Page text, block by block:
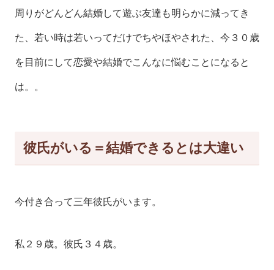
周りがどんどん結婚して遊ぶ友達も明らかに減ってき
た、若い時は若いってだけでちやほやされた、今３０歳
を目前にして恋愛や結婚でこんなに悩むことになると
は。。
彼氏がいる＝結婚できるとは大違い
今付き合って三年彼氏がいます。
私２９歳。彼氏３４歳。